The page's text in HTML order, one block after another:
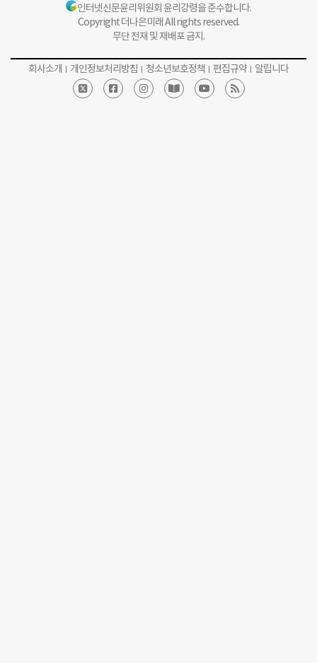
인터넷신문윤리위원회 윤리강령을 준수합니다.
Copyright 더나은미래 All rights reserved.
무단 전재 및 재배포 금지.
회사소개 개인정보처리방침 청소년보호정책 편집규약 알립니다